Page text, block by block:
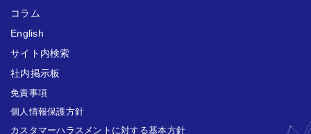
コラム
English
サイト内検索
社内掲示板
免責事項
個人情報保護方針
カスタマーハラスメントに対する基本方針